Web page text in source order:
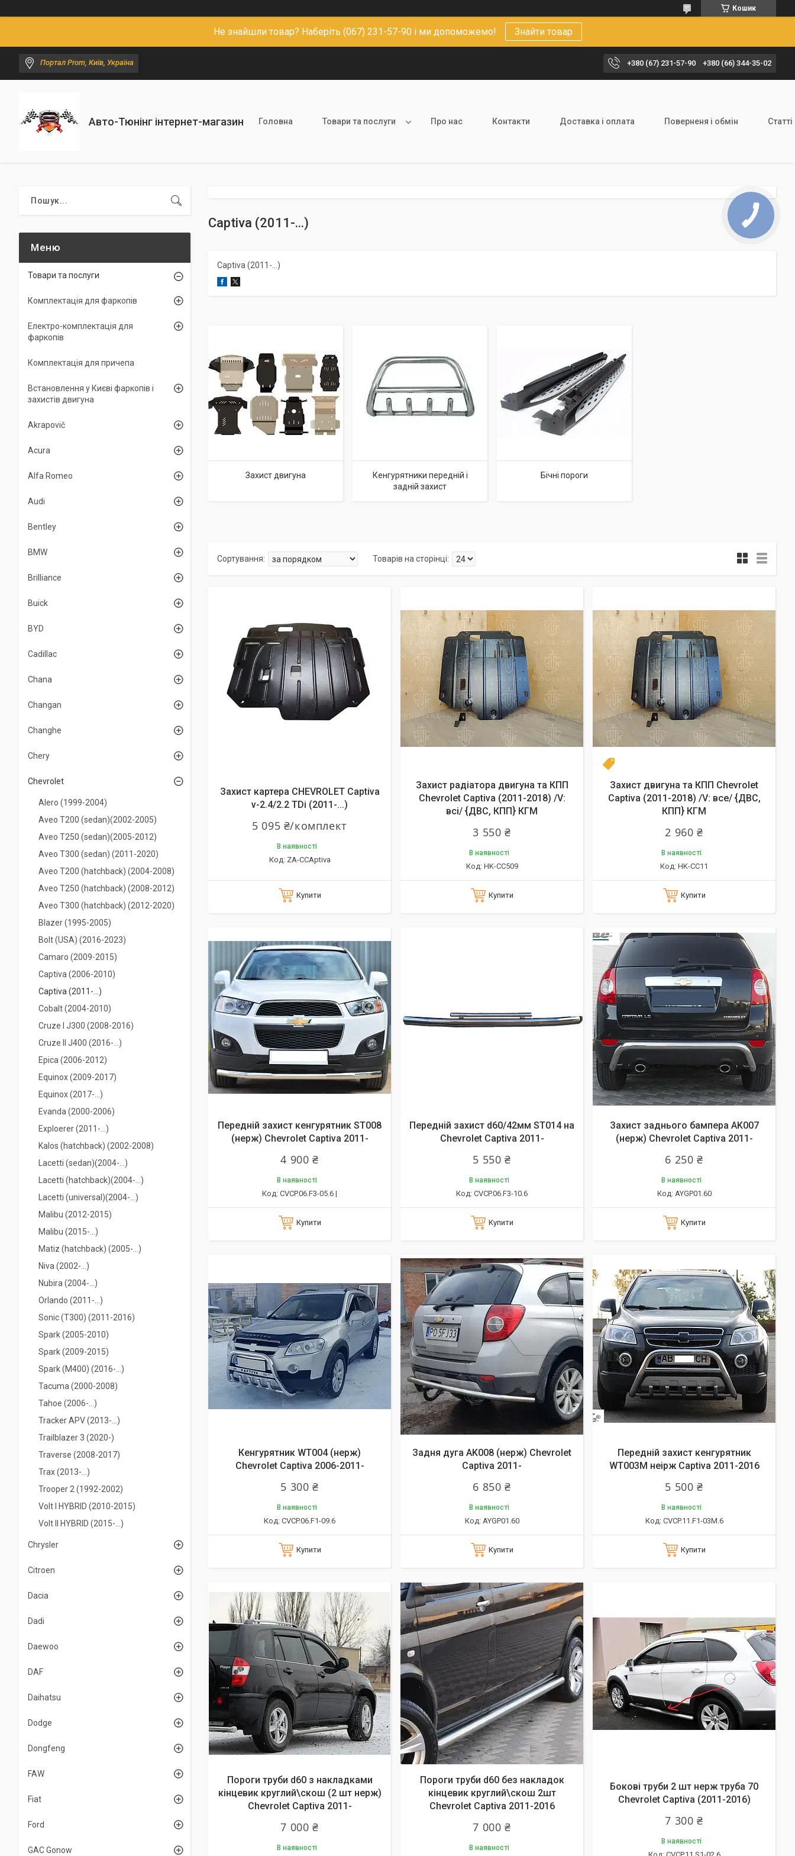
Кошик
Не знайшли товар? Наберіть (067) 231-57-90 і ми допоможемо! Знайти товар
Портал Prom, Київ, Україна +380 (67) 231-57-90 +380 (66) 344-35-02
Авто-Тюнінг інтернет-магазин Головна Товари та послуги Про нас Контакти Доставка і оплата Поверненя і обмін Статті
Captiva (2011-...)
Captiva (2011-...)
Захист двигуна
Кенгурятники передній і
задній захист
Бічні пороги
Захист картера CHEVROLET Captiva
v-2.4/2.2 TDi (2011-...)
5 095 ₴/комплект
В наявності
ZA-CCAptiva
Купити
Захист радіатора двигуна та КПП
Chevrolet Captiva (2011-2018) /V:
всі/ {ДВС, КПП} КГМ
3 550 ₴
В наявності
HK-CC509
Купити
Захист двигуна та КПП Chevrolet
Captiva (2011-2018) /V: все/ {ДВС,
КПП} КГМ
2 960 ₴
В наявності
HK-CC11
Купити
Передній захист кенгурятник ST008
(нерж) Chevrolet Captiva 2011-
4 900 ₴
В наявності
CVCP.06.F3-05.6 |
Купити
Передній захист d60/42мм ST014 на
Chevrolet Captiva 2011-
5 550 ₴
В наявності
CVCP.06.F3-10.6
Купити
Захист заднього бампера AK007
(нерж) Chevrolet Captiva 2011-
6 250 ₴
В наявності
AYGP01.60
Купити
Кенгурятник WT004 (нерж)
Chevrolet Captiva 2006-2011-
5 300 ₴
В наявності
CVCP.06.F1-09.6
Купити
Задня дуга AK008 (нерж) Chevrolet
Captiva 2011-
6 850 ₴
В наявності
AYGP01.60
Купити
Передній захист кенгурятник
WT003M неірж Captiva 2011-2016
5 500 ₴
В наявності
CVCP.11.F1-03М.6
Купити
Пороги труби d60 з накладками
кінцевик круглий\скош (2 шт нерж)
Chevrolet Captiva 2011-
7 000 ₴
В наявності
Пороги труби d60 без накладок
кінцевик круглий\скош 2шт
Chevrolet Captiva 2011-2016
7 000 ₴
В наявності
Бокові труби 2 шт нерж труба 70
Chevrolet Captiva (2011-2016)
7 300 ₴
В наявності
Товари та послуги
Комплектація для фаркопів
Електро-комплектація для
фаркопів
Комплектація для причепа
Встановлення у Києві фаркопів і
захистів двигуна
Akrapovič
Acura
Alfa Romeo
Audi
Bentley
BMW
Brilliance
Buick
BYD
Cadillac
Chana
Changan
Changhe
Chery
Chevrolet
Alero (1999-2004)
Aveo T200 (sedan)(2002-2005)
Aveo T250 (sedan)(2005-2012)
Aveo T300 (sedan) (2011-2020)
Aveo T200 (hatchback) (2004-2008)
Aveo T250 (hatchback) (2008-2012)
Aveo T300 (hatchback) (2012-2020)
Blazer (1995-2005)
Bolt (USA) (2016-2023)
Camaro (2009-2015)
Captiva (2006-2010)
Captiva (2011-...)
Cobalt (2004-2010)
Cruze I J300 (2008-2016)
Cruze II J400 (2016-...)
Epiсa (2006-2012)
Equinox (2009-2017)
Equinox (2017-...)
Evanda (2000-2006)
Exploerer (2011-...)
Kalos (hatchback) (2002-2008)
Lacetti (sedan)(2004-…)
Lacetti (hatchback)(2004-…)
Lacetti (universal)(2004-…)
Malibu (2012-2015)
Malibu (2015-...)
Matiz (hatchback) (2005-...)
Niva (2002-…)
Nubira (2004-...)
Orlando (2011-...)
Sonic (T300) (2011-2016)
Spark (2005-2010)
Spark (2009-2015)
Spark (M400) (2016-...)
Tacuma (2000-2008)
Tahoe (2006-...)
Tracker APV (2013-...)
Trailblazer 3 (2020-)
Traverse (2008-2017)
Trax (2013-...)
Trooper 2 (1992-2002)
Volt I HYBRID (2010-2015)
Volt II HYBRID (2015-...)
Chrysler
Citroen
Dacia
Dadi
Daewoo
DAF
Daihatsu
Dodge
Dongfeng
FAW
Fiat
Ford
GAC Gonow